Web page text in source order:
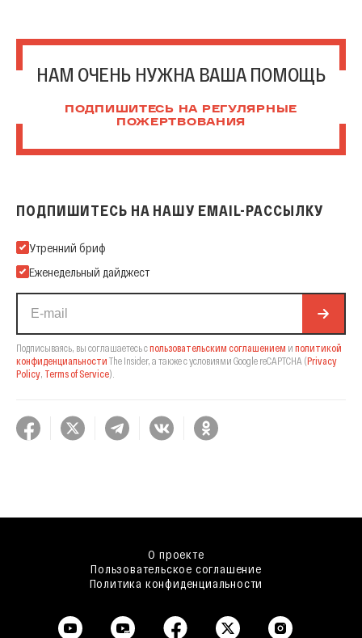
НАМ ОЧЕНЬ НУЖНА ВАША ПОМОЩЬ
ПОДПИШИТЕСЬ НА РЕГУЛЯРНЫЕ
ПОЖЕРТВОВАНИЯ
ПОДПИШИТЕСЬ НА НАШУ EMAIL-РАССЫЛКУ
Подпишитесь на нашу Email-рассылку
Утренний бриф
Еженедельный дайджест
Подписываясь, вы соглашаетесь спользовательским соглашением и политикой
конфиденциальности The Insider, а также с условиями Google reCAPTCHA (Privacy
Policy, Terms of Service).
О проекте
Пользовательское соглашение
Политика конфиденциальности